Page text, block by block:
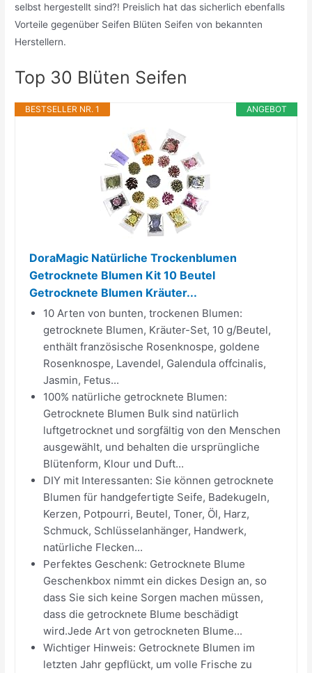
selbst hergestellt sind?! Preislich hat das sicherlich ebenfalls
Vorteile gegenüber Seifen Blüten Seifen von bekannten
Herstellern.
Top 30 Blüten Seifen
ANGEBOT
BESTSELLER NR. 1
DoraMagic Natürliche Trockenblumen
Getrocknete Blumen Kit 10 Beutel
Getrocknete Blumen Kräuter...
10 Arten von bunten, trockenen Blumen:
getrocknete Blumen, Kräuter-Set, 10 g/Beutel,
enthält französische Rosenknospe, goldene
Rosenknospe, Lavendel, Galendula offcinalis,
Jasmin, Fetus...
100% natürliche getrocknete Blumen:
Getrocknete Blumen Bulk sind natürlich
luftgetrocknet und sorgfältig von den Menschen
ausgewählt, und behalten die ursprüngliche
Blütenform, Klour und Duft...
DIY mit Interessanten: Sie können getrocknete
Blumen für handgefertigte Seife, Badekugeln,
Kerzen, Potpourri, Beutel, Toner, Öl, Harz,
Schmuck, Schlüsselanhänger, Handwerk,
natürliche Flecken...
Perfektes Geschenk: Getrocknete Blume
Geschenkbox nimmt ein dickes Design an, so
dass Sie sich keine Sorgen machen müssen,
dass die getrocknete Blume beschädigt
wird.Jede Art von getrockneten Blume...
Wichtiger Hinweis: Getrocknete Blumen im
letzten Jahr gepflückt, um volle Frische zu